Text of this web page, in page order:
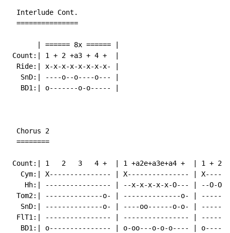
  Interlude Cont.
  ===============
       | ====== 8x ====== |
Count:| 1 + 2 +a3 + 4 +  |
  Ride:| x-x-x-x-x-x-x-x- |
   SnD:| ----o--o----o--- |
   BD1:| o-------o-o----- |
  Chorus 2
  ========
Count:| 1   2   3   4 +  | 1 +a2e+a3e+a4 +  | 1 + 2 +
Cym:| X--------------- | X--------------- |
Hh:| ---------------- | --x-x-x-x-x-O--- | --O-O-
Tom2:| --------------o- | --------------o- |
SnD:| --------------o- | ----oo------o-o- |
FlT1:| ---------------- | ---------------- |
BD1:| o--------------- | o-oo---o-o-o---- |